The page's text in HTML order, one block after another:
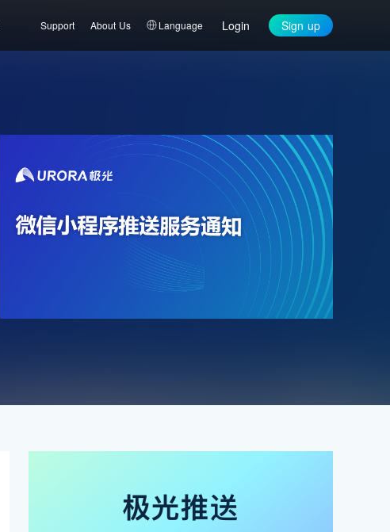
Support About Us Language Login Sign up